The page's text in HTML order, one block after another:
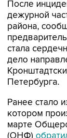
района,
стала
дело
Петербурга.
Ранее стало
марте
(ОНФ)
просьбой